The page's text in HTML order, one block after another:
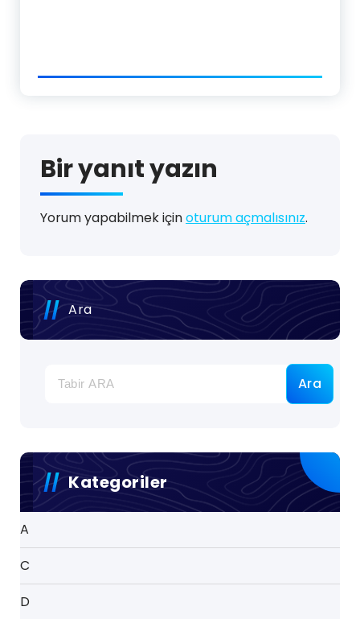
Bir yanıt yazın
Yorum yapabilmek içinoturum açmalısınız.
Ara
Ara
Kategoriler
A
C
D